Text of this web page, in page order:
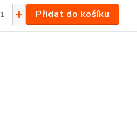
Přidat do košíku